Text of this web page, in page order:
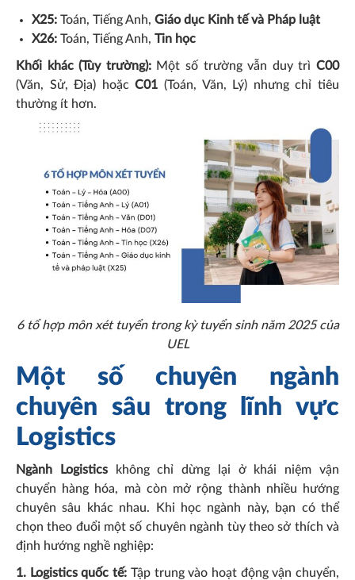
X25: Toán, Tiếng Anh, Giáo dục Kinh tế và Pháp luật
X26: Toán, Tiếng Anh, Tin học
Khối khác (Tùy trường):Một số trường vẫn duy trìC00
(Văn, Sử, Địa) hoặcC01 (Toán, Văn, Lý) nhưng chỉ tiêu
thường ít hơn.
6 tổ hợp môn xét tuyển trong kỳ tuyển sinh năm 2025 của
UEL
Một số chuyên ngành
chuyên sâu trong lĩnh vực
Logistics
Ngành Logisticskhông chỉ dừng lại ở khái niệm vận
chuyển hàng hóa, mà còn mở rộng thành nhiều hướng
chuyên sâu khác nhau. Khi học ngành này, bạn có thể
chọn theo đuổi một số chuyên ngành tùy theo sở thích và
định hướng nghề nghiệp:
1. Logistics quốc tế: Tập trung vào hoạt động vận chuyển,